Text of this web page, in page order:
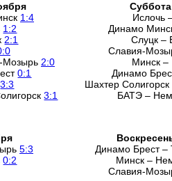
1:4
1:2
2:1
Мозырь 2:0
0:1
3:3
3:1
Ислочь
Динамо
Слуцк –
Славия-
Минск
Динамо
Шахтер
БАТЭ –
5:3
0:2
Динамо Брест
Минск –
Славия-